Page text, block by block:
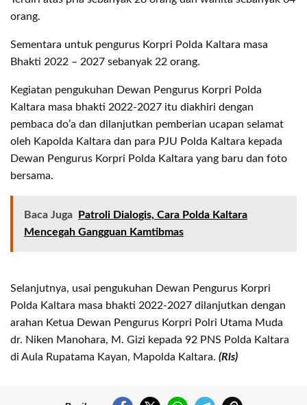
orang.
Sementara untuk pengurus Korpri Polda Kaltara masa
Bhakti 2022 – 2027 sebanyak 22 orang.
Kegiatan pengukuhan Dewan Pengurus Korpri Polda
Kaltara masa bhakti 2022-2027 itu diakhiri dengan
pembaca do’a dan dilanjutkan pemberian ucapan selamat
oleh Kapolda Kaltara dan para PJU Polda Kaltara kepada
Dewan Pengurus Korpri Polda Kaltara yang baru dan foto
bersama.
Baca Juga
Patroli Dialogis, Cara Polda Kaltara
Mencegah Gangguan Kamtibmas
Selanjutnya, usai pengukuhan Dewan Pengurus Korpri
Polda Kaltara masa bhakti 2022-2027 dilanjutkan dengan
arahan Ketua Dewan Pengurus Korpri Polri Utama Muda
dr. Niken Manohara, M. Gizi kepada 92 PNS Polda Kaltara
di Aula Rupatama Kayan, Mapolda Kaltara. (Rls)